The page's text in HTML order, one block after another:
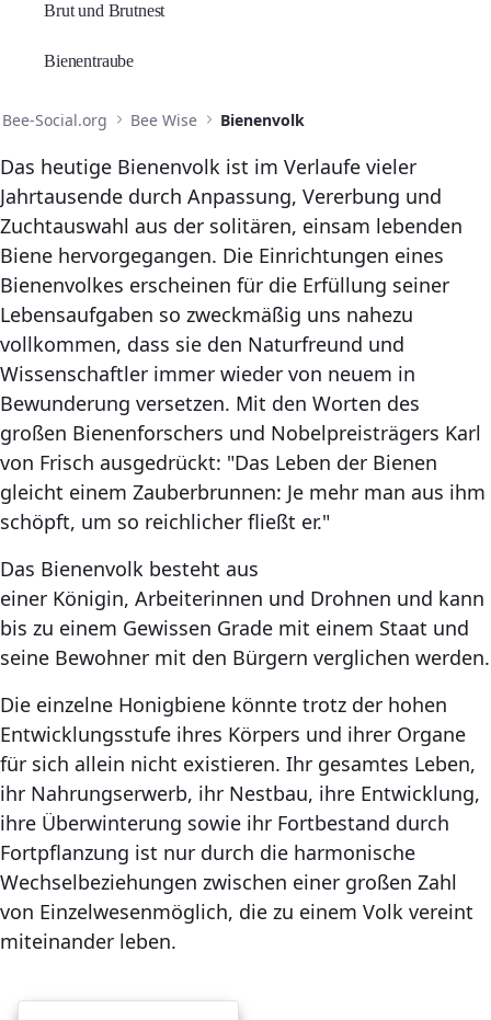
Brut und Brutnest
Bienentraube
Bee-Social.org Bee Wise Bienenvolk
Das heutige Bienenvolk ist im Verlaufe vieler
Jahrtausende durch Anpassung, Vererbung und
Zuchtauswahl aus der solitären, einsam lebenden
Biene hervorgegangen. Die Einrichtungen eines
Bienenvolkes erscheinen für die Erfüllung seiner
Lebensaufgaben so zweckmäßig uns nahezu
vollkommen, dass sie den Naturfreund und
Wissenschaftler immer wieder von neuem in
Bewunderung versetzen. Mit den Worten des
großen Bienenforschers und Nobelpreisträgers Karl
von Frisch ausgedrückt: "Das Leben der Bienen
gleicht einem Zauberbrunnen: Je mehr man aus ihm
schöpft, um so reichlicher fließt er."
Das Bienenvolk besteht aus
einer Königin, Arbeiterinnen und Drohnen und kann
bis zu einem Gewissen Grade mit einem Staat und
seine Bewohner mit den Bürgern verglichen werden.
Die einzelne Honigbiene könnte trotz der hohen
Entwicklungsstufe ihres Körpers und ihrer Organe
für sich allein nicht existieren. Ihr gesamtes Leben,
ihr Nahrungserwerb, ihr Nestbau, ihre Entwicklung,
ihre Überwinterung sowie ihr Fortbestand durch
Fortpflanzung ist nur durch die harmonische
Wechselbeziehungen zwischen einer großen Zahl
von Einzelwesenmöglich, die zu einem Volk vereint
miteinander leben.